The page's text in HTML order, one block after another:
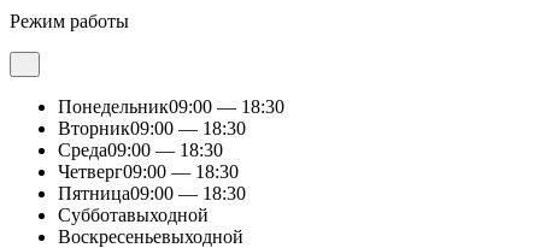
Режим работы
Понедельник09:00 — 18:30
Вторник09:00 — 18:30
Среда09:00 — 18:30
Четверг09:00 — 18:30
Пятница09:00 — 18:30
Субботавыходной
Воскресеньевыходной